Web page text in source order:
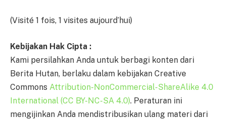
(Visité 1 fois, 1 visites aujourd’hui)
Kebijakan Hak Cipta :
Kami persilahkan Anda untuk berbagi konten dari
Berita Hutan, berlaku dalam kebijakan Creative
Commons Attribution-NonCommercial-ShareAlike 4.0
International (CC BY-NC-SA 4.0). Peraturan ini
mengijinkan Anda mendistribusikan ulang materi dari